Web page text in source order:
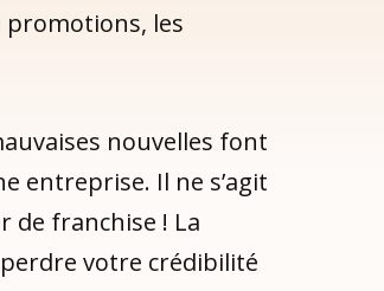
promotions, les
nouvelles font
entreprise. Il ne s’agit
de franchise ! La
votre crédibilité